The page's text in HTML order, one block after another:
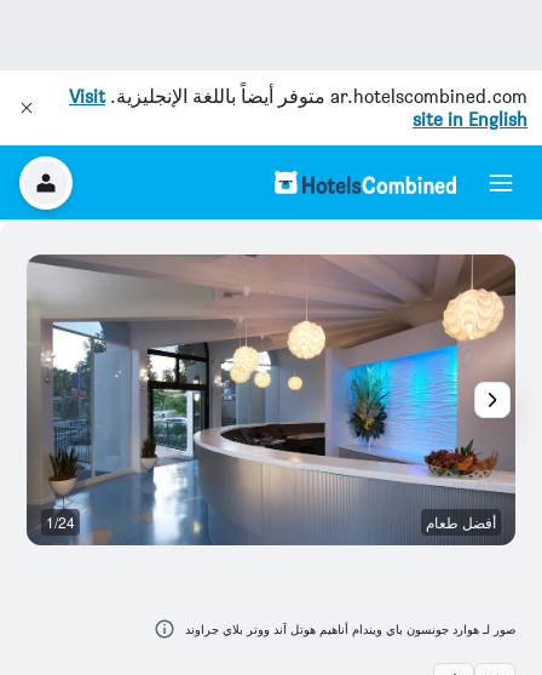
ar.hotelscombined.com متوفر أيضاً باللغة الإنجليزية.Visit
site in English
أفضل طعام 1/24
صور لـ هوارد جونسون باي ويندام أناهيم هوتل آند ووتر بلاي جراوند